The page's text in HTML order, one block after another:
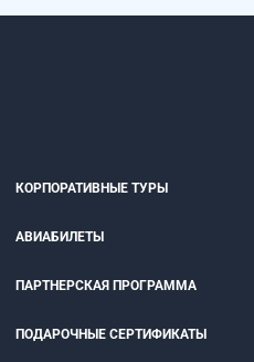
КОРПОРАТИВНЫЕ ТУРЫ
АВИАБИЛЕТЫ
ПАРТНЕРСКАЯ ПРОГРАММА
ПОДАРОЧНЫЕ СЕРТИФИКАТЫ